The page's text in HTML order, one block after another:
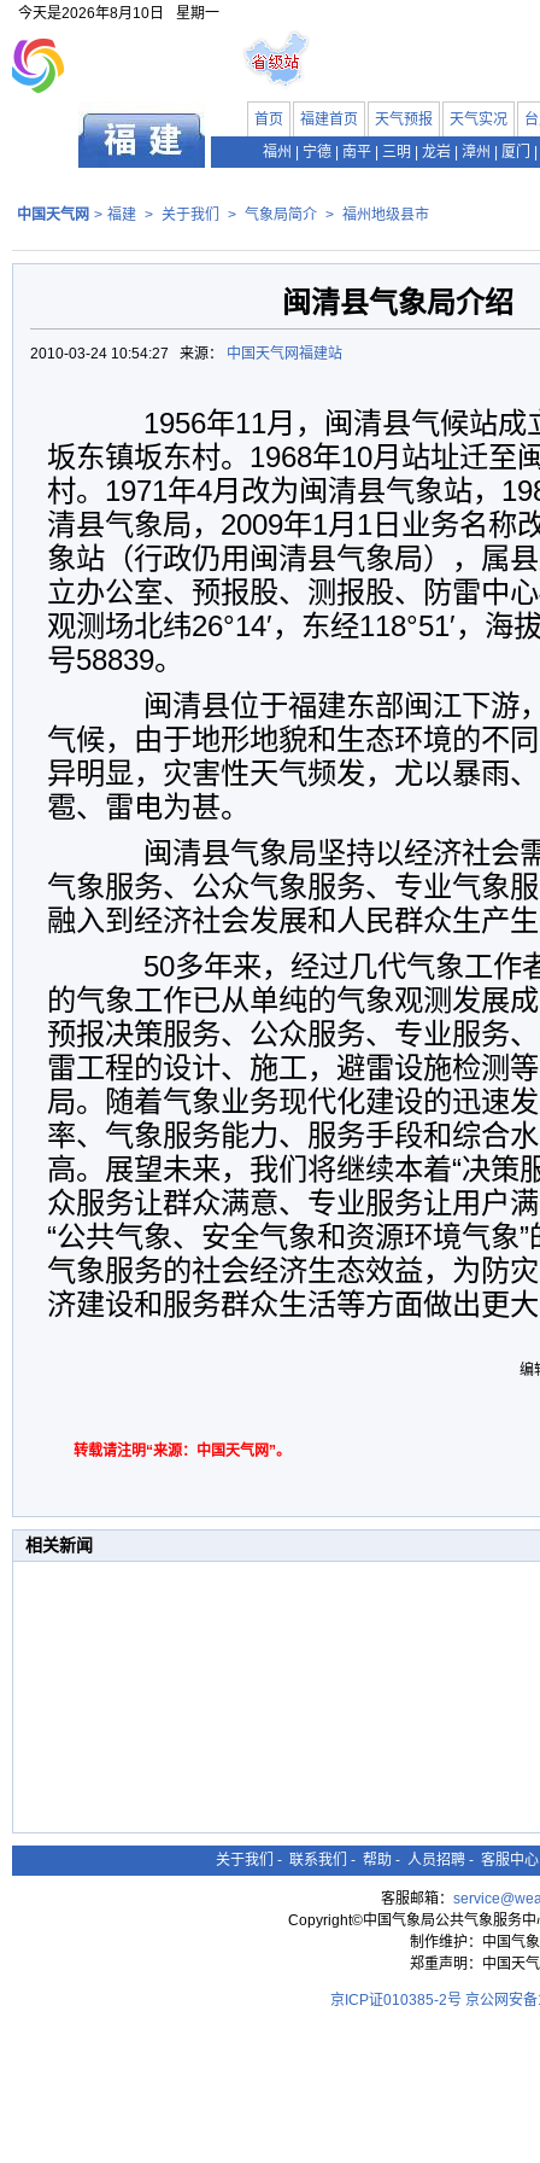
今天是2026年8月10日 星期一
首页 福建首页 天气预报 天气实况
福州
宁德 南平 三明 龙岩 漳州 厦门
中国天气网 > 福建 > 关于我们 > 气象局简介 > 福州地级县市
闽清县气象局介绍
2010-03-24 10:54:27 来源： 中国天气网福建站
1956年11月，闽清县气候站成
坂东镇坂东村。1968年10月站址迁至
村。1971年4月改为闽清县气象站，
清县气象局，2009年1月1日业务名称
象站（行政仍用闽清县气象局），属
立办公室、预报股、测报股、防雷中
观测场北纬26°14′，东经118°51′，海
号58839。
闽清县位于福建东部闽江下游
气候，由于地形地貌和生态环境的不
异明显，灾害性天气频发，尤以暴雨
雹、雷电为甚。
闽清县气象局坚持以经济社会
气象服务、公众气象服务、专业气象
融入到经济社会发展和人民群众生产
50多年来，经过几代气象工作
的气象工作已从单纯的气象观测发展
预报决策服务、公众服务、专业服务
雷工程的设计、施工，避雷设施检测
局。随着气象业务现代化建设的迅速
率、气象服务能力、服务手段和综合
高。展望未来，我们将继续本着“决策
众服务让群众满意、专业服务让用户
“公共气象、安全气象和资源环境气象
气象服务的社会经济生态效益，为防
济建设和服务群众生活等方面做出更
编
转载请注明“来源：中国天气网”。
相关新闻
关于我们 - 联系我们 - 帮助 - 人员招聘 - 客服中心
客服邮箱：
Copyright©中国气象局公共气象服务
制作维护：中国气
郑重声明：中国天
京ICP证010385-2号 京公网安